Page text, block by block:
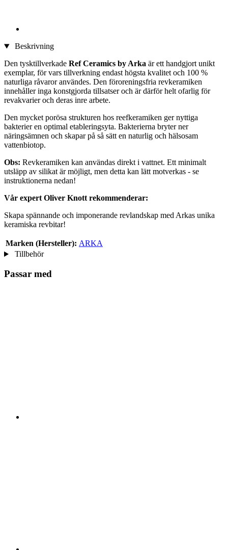
Beskrivning
Den tysktillverkade Ref Ceramics by Arka är ett handgjort unikt
exemplar, för vars tillverkning endast högsta kvalitet och 100 %
naturliga råvaror användes. Den föroreningsfria revkeramiken
innehåller inga konstgjorda tillsatser och är därför helt ofarlig för
revakvarier och deras inre arbete.
Den mycket porösa strukturen hos reefkeramiken ger nyttiga
bakterier en optimal etableringsyta. Bakterierna bryter ner
näringsämnen och skapar på så sätt en naturlig och hälsosam
vattenbiotop.
Obs: Revkeramiken kan användas direkt i vattnet. Ett minimalt
utsläpp av silikat är möjligt, men detta kan lätt motverkas - se
instruktionerna nedan!
Vår expert Oliver Knott rekommenderar:
Skapa spännande och imponerande revlandskap med Arkas unika
keramiska revbitar!
Marken (Hersteller): ARKA
Tillbehör
Passar med